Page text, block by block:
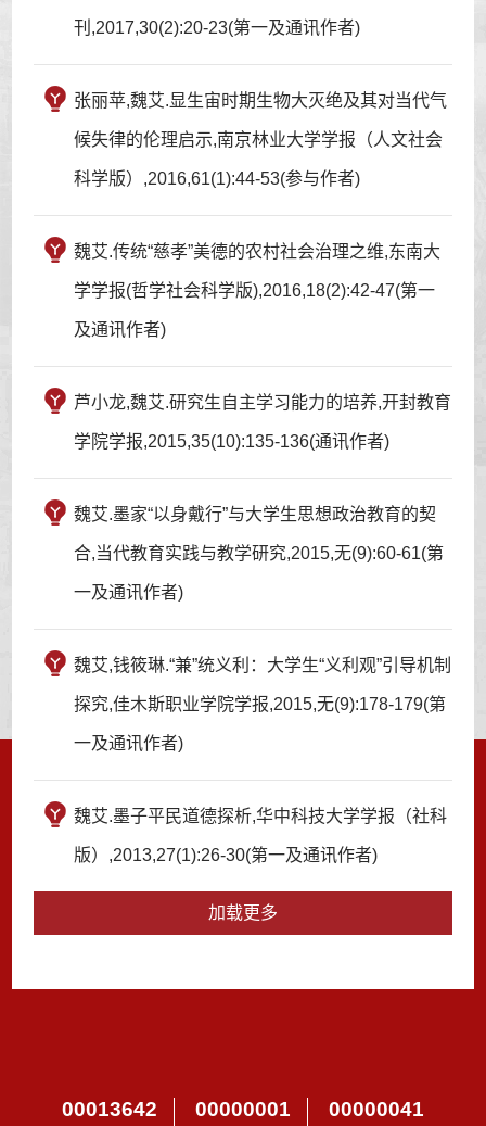
刊,2017,30(2):20-23(第一及通讯作者)
张丽苹,魏艾.显生宙时期生物大灭绝及其对当代气
候失律的伦理启示,南京林业大学学报（人文社会
科学版）,2016,61(1):44-53(参与作者)
魏艾.传统“慈孝”美德的农村社会治理之维,东南大
学学报(哲学社会科学版),2016,18(2):42-47(第一
及通讯作者)
芦小龙,魏艾.研究生自主学习能力的培养,开封教育
学院学报,2015,35(10):135-136(通讯作者)
魏艾.墨家“以身戴行”与大学生思想政治教育的契
合,当代教育实践与教学研究,2015,无(9):60-61(第
一及通讯作者)
魏艾,钱筱琳.“兼”统义利：大学生“义利观”引导机制
探究,佳木斯职业学院学报,2015,无(9):178-179(第
一及通讯作者)
魏艾.墨子平民道德探析,华中科技大学学报（社科
版）,2013,27(1):26-30(第一及通讯作者)
加载更多
00013642 00000001 00000041